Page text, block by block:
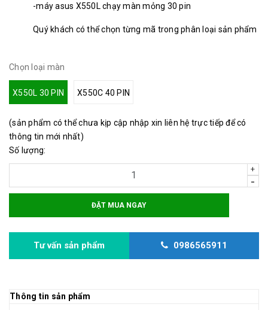
-máy asus X550L chạy màn mỏng 30 pin
Quý khách có thể chọn từng mã trong phân loại sản phẩm
Chọn loại màn
X550L 30 PIN X550C 40 PIN
(sản phẩm có thể chưa kịp cập nhập xin liên hệ trực tiếp để có
thông tin mới nhất)
Số lượng:
+
-
ĐẶT MUA NGAY
Tư vấn sản phẩm 0986565911
Thông tin sản phẩm